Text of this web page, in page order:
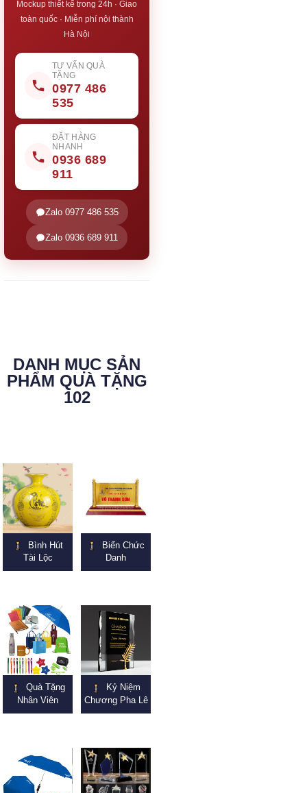
Mockup thiết kế trong 24h · Giao
toàn quốc · Miễn phí nội thành
Hà Nội
TƯ VẤN QUÀ
TẶNG
0977 486
535
ĐẶT HÀNG
NHANH
0936 689
911
Zalo 0977 486 535
Zalo 0936 689 911
DANH MỤC SẢN
PHẨM QUÀ TẶNG
102
Bình Hút
Tài Lộc
Biển Chức
Danh
Quà Tặng
Nhân Viên
Kỷ Niệm
Chương Pha Lê